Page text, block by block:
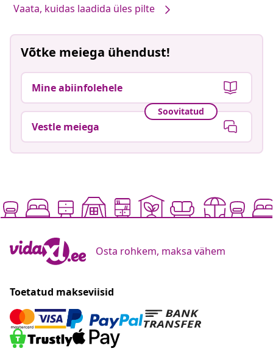
Vaata, kuidas laadida üles pilte
Võtke meiega ühendust!
Mine abiinfolehele
Soovitatud
Vestle meiega
Osta rohkem, maksa vähem
Toetatud makseviisid